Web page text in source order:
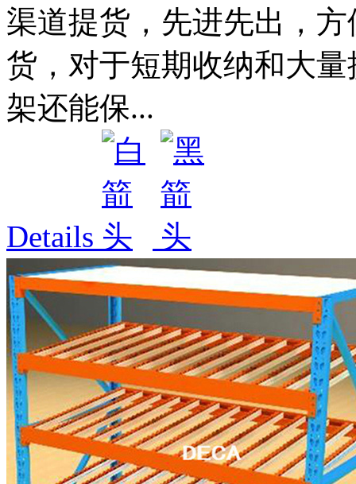
渠道提货，先进先出，
货，对于短期收纳和大
架还能保...
Details